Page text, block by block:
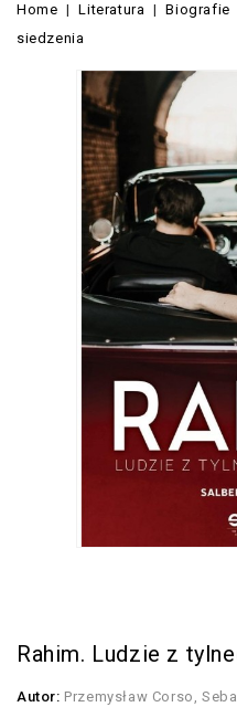
Home Literatura Biografie
siedzenia
Rahim. Ludzie z
Autor: Przemysław Corso,